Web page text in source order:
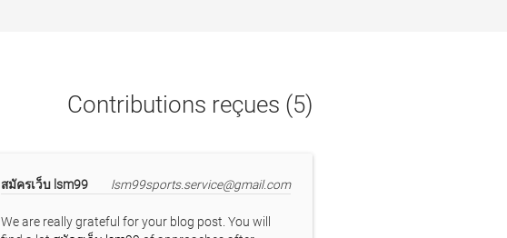
Contributions reçues (5)
สมัครเว็บ lsm99 lsm99sports.service@gmail.com
We are really grateful for your blog post. You will